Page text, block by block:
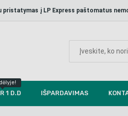
pristatymas į LP Express paštomatus
1 D.D IŠPARDAVIMAS